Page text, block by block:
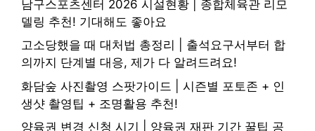
남구스포츠센터 2026 시설현황 | 종합체육관 리모
델링 추천! 기대해도 좋아요
고소당했을 때 대처법 총정리 | 출석요구서부터 합
의까지 단계별 대응, 제가 다 알려드려요!
화담숲 사진촬영 스팟가이드 | 시즌별 포토존 + 인
생샷 촬영팁 + 조명활용 추천!
양육권 변경 신청 시기 | 양육권 재판 기간 꿀팁 공